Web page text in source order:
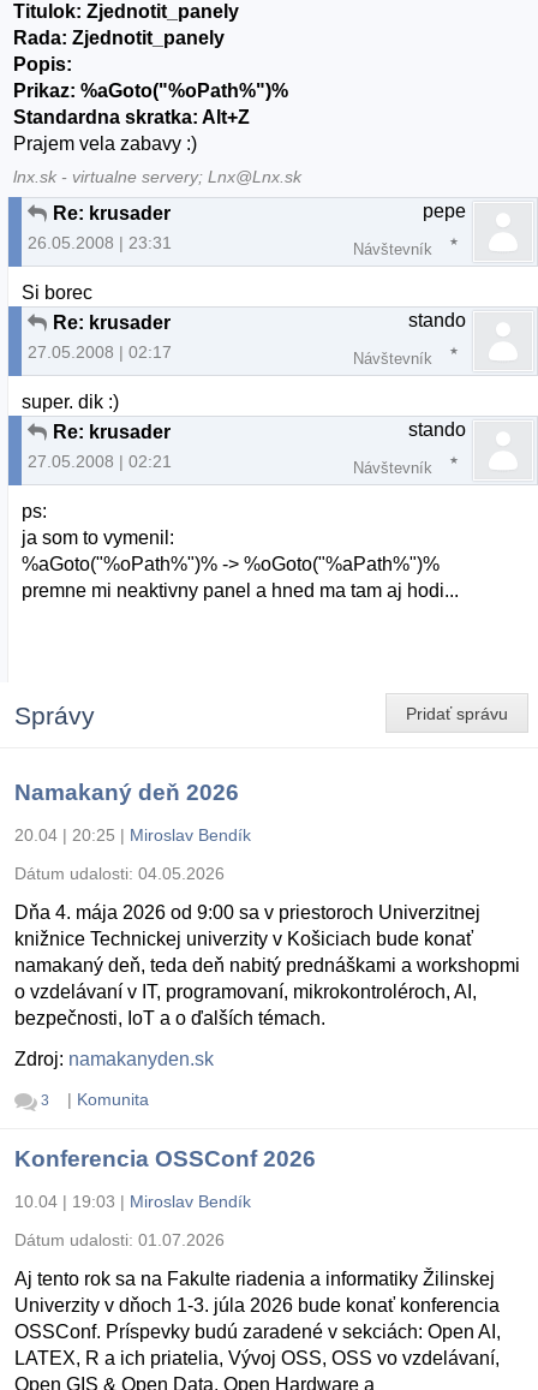
Titulok: Zjednotit_panely
Rada: Zjednotit_panely
Popis:
Prikaz: %aGoto("%oPath%")%
Standardna skratka: Alt+Z
Prajem vela zabavy :)
lnx.sk - virtualne servery; Lnx@Lnx.sk
Re: krusader
26.05.2008 | 23:31
pepe
Návštevník
Si borec
Re: krusader
27.05.2008 | 02:17
stando
Návštevník
super. dik :)
Re: krusader
27.05.2008 | 02:21
stando
Návštevník
ps:
ja som to vymenil:
%aGoto("%oPath%")% -> %oGoto("%aPath%")%
premne mi neaktivny panel a hned ma tam aj hodi...
Pridať správu
Správy
Namakaný deň 2026
20.04 | 20:25 | Miroslav Bendík
Dátum udalosti: 04.05.2026
Dňa 4. mája 2026 od 9:00 sa v priestoroch Univerzitnej
knižnice Technickej univerzity v Košiciach bude konať
namakaný deň, teda deň nabitý prednáškami a workshopmi
o vzdelávaní v IT, programovaní, mikrokontroléroch, AI,
bezpečnosti, IoT a o ďalších témach.
Zdroj: namakanyden.sk
3 | Komunita
Konferencia OSSConf 2026
10.04 | 19:03 | Miroslav Bendík
Dátum udalosti: 01.07.2026
Aj tento rok sa na Fakulte riadenia a informatiky Žilinskej
Univerzity v dňoch 1-3. júla 2026 bude konať konferencia
OSSConf. Príspevky budú zaradené v sekciách: Open AI,
LATEX, R a ich priatelia, Vývoj OSS, OSS vo vzdelávaní,
Open GIS & Open Data, Open Hardware a